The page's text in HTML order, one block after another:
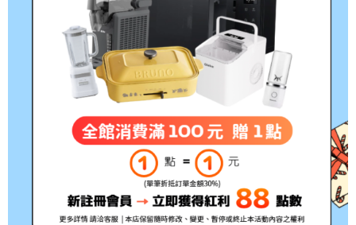
1910W
參考印
量：
10000張
率)
備註:所有的印量均是在A4紙
張上列印5%的覆蓋率計算
實際可列印張數視頁面列印密
度、尺寸和設定模式不同而有
差異